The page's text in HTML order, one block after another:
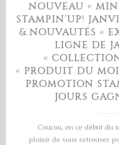
NOUVEAU «
STAMPIN’UP!
& NOUVAUTÉS «
LIGNE DE
«
« PRODUIT DU
PROMOTION
JOURS
Coucou, en ce début du
plaisir de vous retrouver